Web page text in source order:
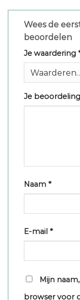
Wees de
beoordelen
Je waardering
Je beoordeling
Naam *
E-mail *
Mijn
browser voor